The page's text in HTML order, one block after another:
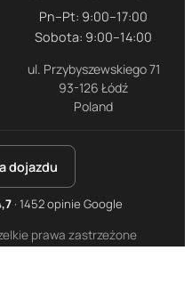
Pn–Pt: 9:00–17:00
Sobota: 9:00–14:00
ul. Przybyszewskiego 71
93-126 Łódź
Poland
dojazdu
prawa zastrzeżone
· 1452 opinie Google